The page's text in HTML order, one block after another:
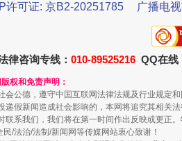
开幕 规模最大的
许可证: 京B2-20251785
广播电
律咨询专线： 010-89525216 QQ在线
权和免责声明：
会公德，遵守中国互联网法律法规及行业规定
递假新闻造成社会影响的，本网将追究其相关
联系我们，我们将在第一时间作出反映或更正
/法治/法制/新闻网等传媒网站衷心致谢！